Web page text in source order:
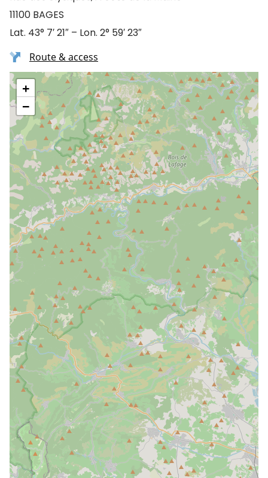
11100 BAGES
Lat. 43° 7′ 21″ – Lon. 2° 59′ 23″
Route & access
+
−